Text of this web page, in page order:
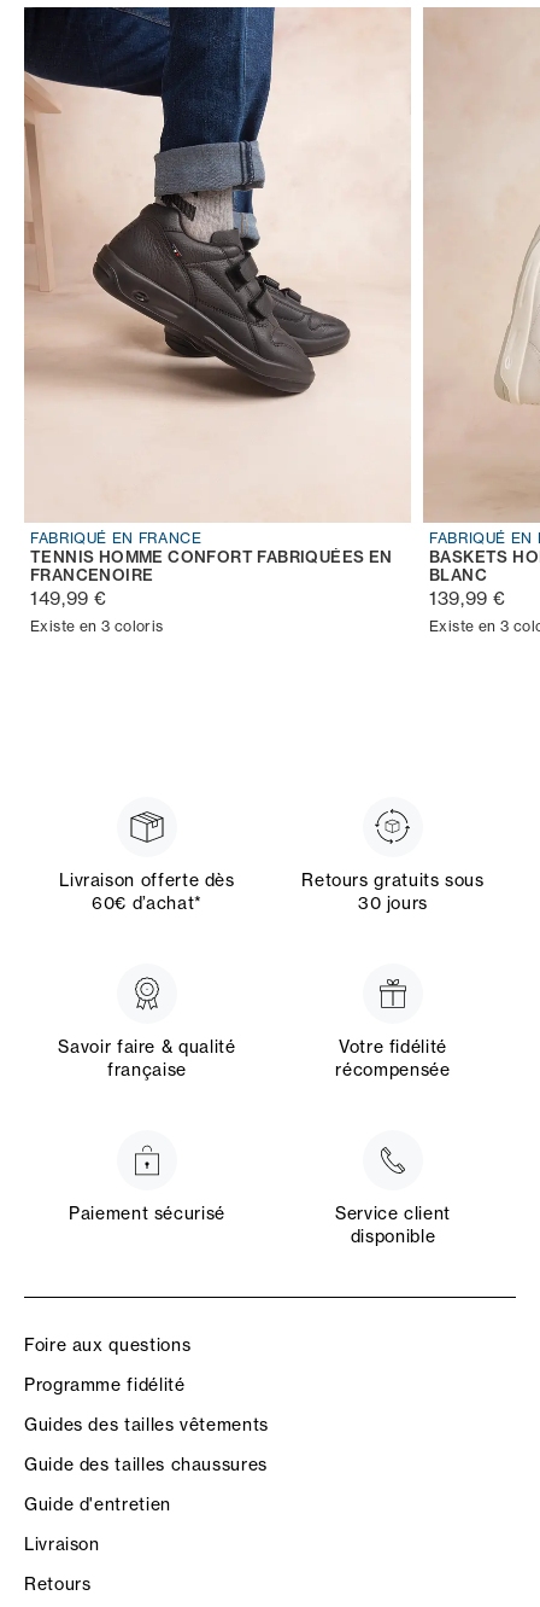
FABRIQUÉ EN FRANCE
TENNIS HOMME CONFORT FABRIQUÉES EN
FRANCENOIRE
149,99 €
Existe en 3 coloris
FABRIQUÉ EN
BASKETS
BLANC
139,99 €
Existe en 3
Livraison offerte dès
60€ d’achat*
Retours gratuits sous
30 jours
Savoir faire & qualité
française
Votre fidélité
récompensée
Paiement sécurisé
Service client
disponible
Foire aux questions
Programme fidélité
Guides des tailles vêtements
Guide des tailles chaussures
Guide d'entretien
Livraison
Retours